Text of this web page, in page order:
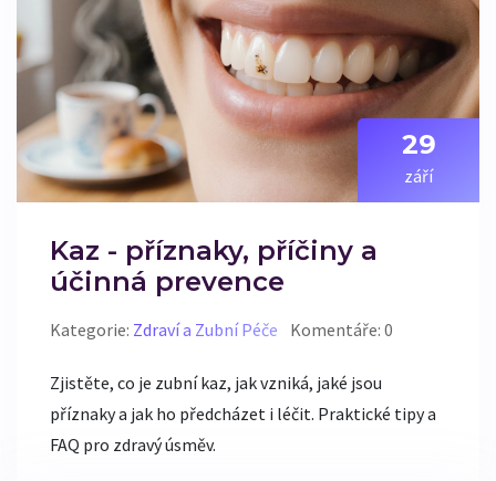
29
září
Kaz - příznaky, příčiny a
účinná prevence
Kategorie: Zdraví a Zubní Péče Komentáře: 0
Zjistěte, co je zubní kaz, jak vzniká, jaké jsou
příznaky a jak ho předcházet i léčit. Praktické tipy a
FAQ pro zdravý úsměv.